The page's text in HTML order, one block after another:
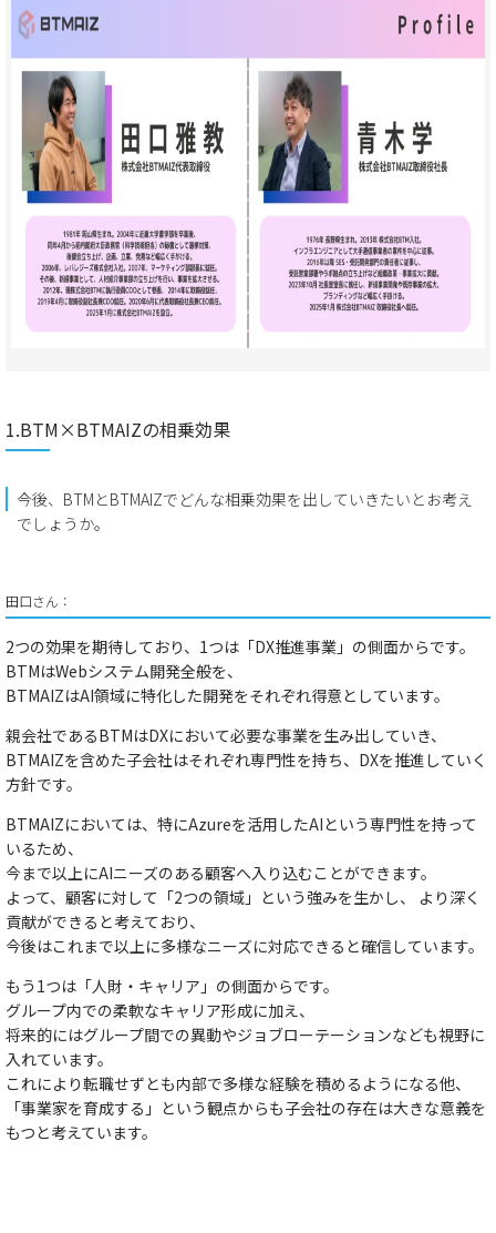
1.BTM×BTMAIZの相乗効果
今後、BTMとBTMAIZでどんな相乗効果を出していきたいとお考え
でしょうか​。
田口さん：
2つの効果を期待しており、1つは 「DX推進事業」 の側面からです。
BTMはWebシステム開発全般を、
BTMAIZはAI領域に特化した開発をそれぞれ得意としています。
親会社であるBTMはDXにおいて必要な事業を生み出していき、
BTMAIZを含めた子会社はそれぞれ専門性を持ち、DXを推進していく
方針です。
BTMAIZにおいては、特にAzureを活用したAIという専門性を持って
いるため、
今まで以上にAIニーズのある顧客へ入り込むことができます。
よって、 顧客に対して「2つの領域」という強みを生かし、 より深く
貢献ができる と考えており、
今後はこれまで以上に多様なニーズに対応できると確信しています。
もう1つは 「人財・キャリア」 の側面からです。
グループ内での柔軟なキャリア形成に加え、
将来的にはグループ間での異動やジョブローテーションなども視野に
入れています。
これにより転職せずとも内部で多様な経験を積めるようになる他、
「事業家を育成する」という観点からも子会社の存在は大きな意義を
もつと考えています。